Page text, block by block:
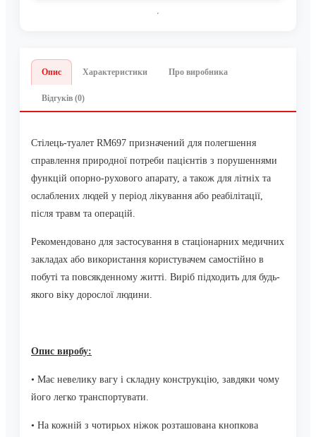
Опис Характеристики Про виробника
Відгуків (0)
Стілець-туалет RM697 призначений для полегшення
справлення природної потреби пацієнтів з порушеннями
функцій опорно-рухового апарату, а також для літніх та
ослаблених людей у період лікування або реабілітації,
після травм та операцій.
Рекомендовано для застосування в стаціонарних медичних
закладах або використання користувачем самостійно в
побуті та повсякденному житті. Виріб підходить для будь-
якого віку дорослої людини.
Опис виробу:
• Має невелику вагу і складну конструкцію, завдяки чому
його легко транспортувати.
• На кожній з чотирьох ніжок розташована кнопкова